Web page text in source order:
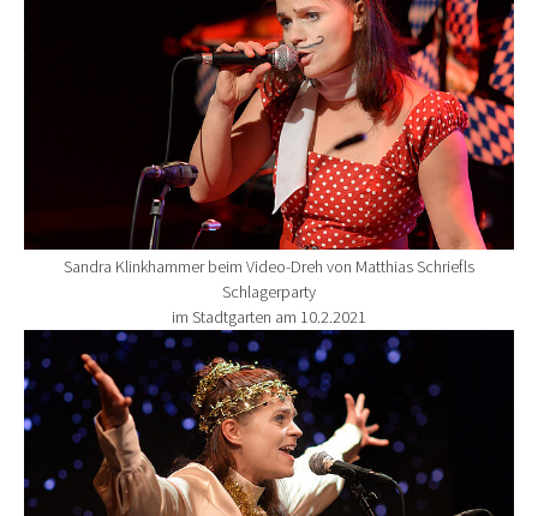
Sandra Klinkhammer beim Video-Dreh von Matthias Schriefls
Schlagerparty
im Stadtgarten am 10.2.2021
Show larger version for: